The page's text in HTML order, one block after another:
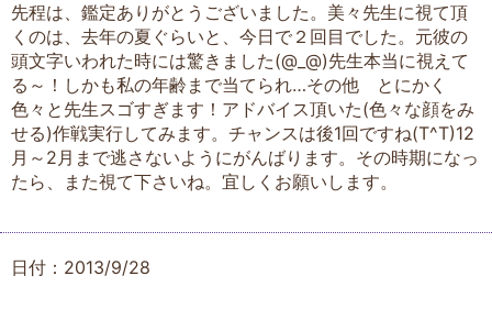
先程は、鑑定ありがとうございました。美々先生に視て頂
くのは、去年の夏ぐらいと、今日で２回目でした。元彼の
頭文字いわれた時には驚きました(@_@)先生本当に視えて
る～！しかも私の年齢まで当てられ…その他 とにかく
色々と先生スゴすぎます！アドバイス頂いた(色々な顔をみ
せる)作戦実行してみます。チャンスは後1回ですね(T^T)12
月～2月まで逃さないようにがんばります。その時期になっ
たら、また視て下さいね。宜しくお願いします。
日付：2013/9/28